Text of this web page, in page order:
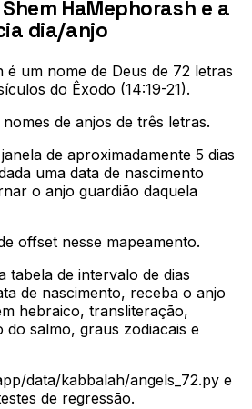
HaMephorash e a
dia/anjo
é um nome de Deus de 72 letras
do Êxodo (14:19-21).
de anjos de três letras.
de aproximadamente 5 dias
uma data de nascimento
o anjo guardião daquela
offset nesse mapeamento.
tabela de intervalo de dias
de nascimento, receba o anjo
hebraico, transliteração,
do salmo, graus zodiacais e
data/kabbalah/angels_72.py e
de regressão.